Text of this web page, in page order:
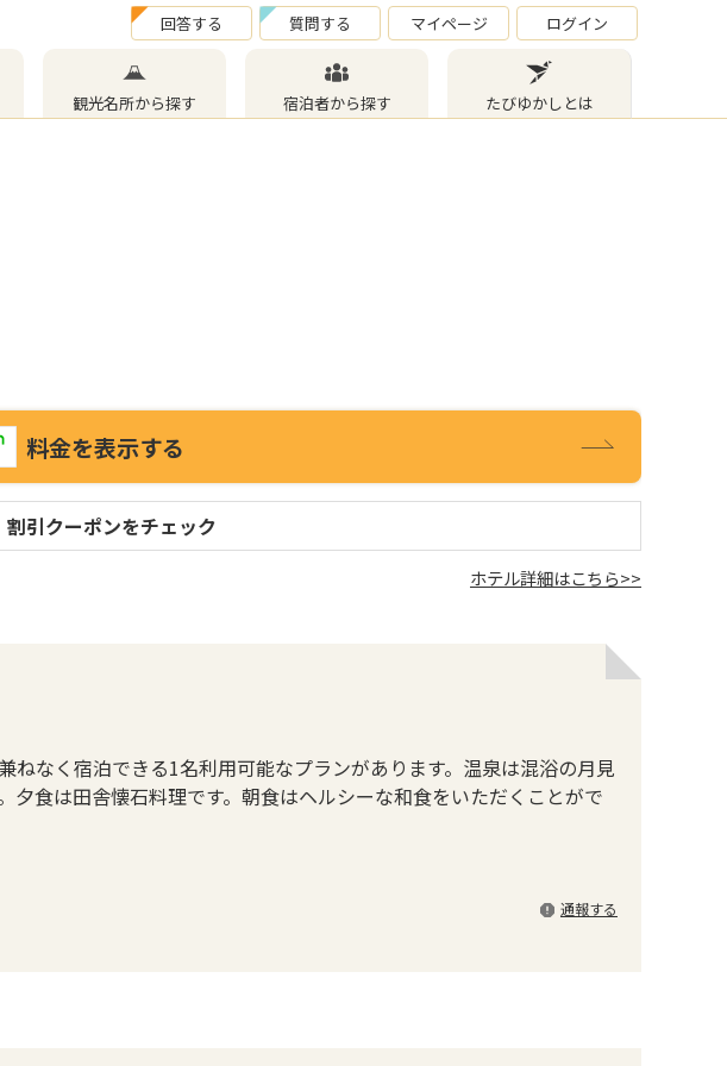
回答する 質問する マイページ ログイン
観光名所から探す 宿泊者から探す たびゆかしとは
料金を表示する
割引クーポンをチェック
ホテル詳細はこちら>>
なく宿泊できる1名利用可能なプランがあります。温泉は混浴の月見
食は田舎懐石料理です。朝食はヘルシーな和食をいただくことがで
通報する